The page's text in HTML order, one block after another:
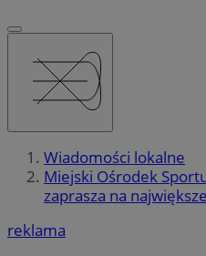
Wiadomości lokalne
Miejski Ośrodek
zaprasza na
reklama